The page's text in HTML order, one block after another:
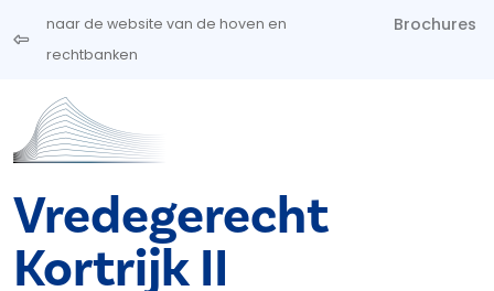
Overslaan en naar de inhoud gaan
naar de website van de hoven en
rechtbanken
Brochures
Vredegerecht
Kortrijk II